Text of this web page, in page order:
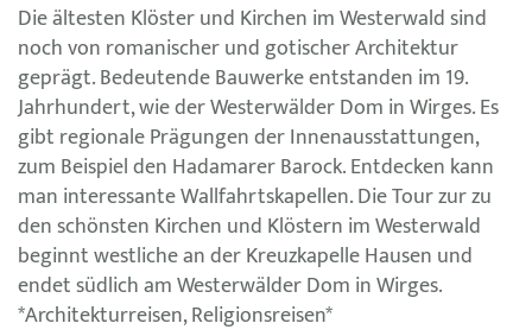
Die ältesten Klöster und Kirchen im Westerwald sind
noch von romanischer und gotischer Architektur
geprägt. Bedeutende Bauwerke entstanden im 19.
Jahrhundert, wie der Westerwälder Dom in Wirges. Es
gibt regionale Prägungen der Innenausstattungen,
zum Beispiel den Hadamarer Barock. Entdecken kann
man interessante Wallfahrtskapellen. Die Tour zur zu
den schönsten Kirchen und Klöstern im Westerwald
beginnt westliche an der Kreuzkapelle Hausen und
endet südlich am Westerwälder Dom in Wirges.
*Architekturreisen, Religionsreisen*